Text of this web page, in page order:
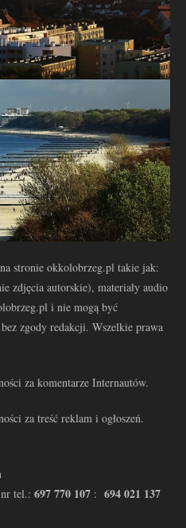
stronie okkolobrzeg.pl takie jak:
zdjęcia autorskie), materiały audio
i nie mogą być
zgody redakcji. Wszelkie prawa
za komentarze Internautów.
za treść reklam i ogłoszeń.
tel.: 697 770 107 : 694 021 137